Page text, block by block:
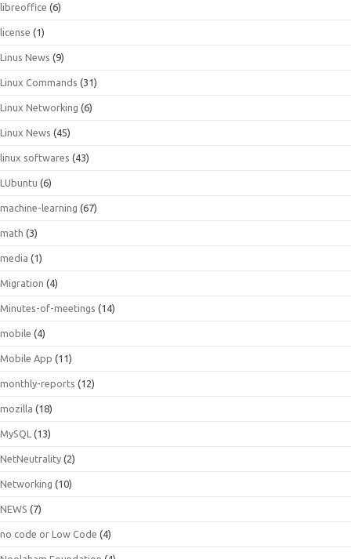
libreoffice (6)
license (1)
Linus News (9)
Linux Commands (31)
Linux Networking (6)
Linux News (45)
linux softwares (43)
LUbuntu (6)
machine-learning (67)
math (3)
media (1)
Migration (4)
Minutes-of-meetings (14)
mobile (4)
Mobile App (11)
monthly-reports (12)
mozilla (18)
MySQL (13)
NetNeutrality (2)
Networking (10)
NEWS (7)
no code or Low Code (4)